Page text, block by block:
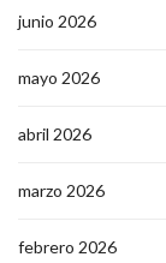
junio 2026
mayo 2026
abril 2026
marzo 2026
febrero 2026